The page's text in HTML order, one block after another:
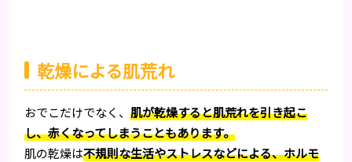
乾燥による肌荒れ
おでこだけでなく、肌が乾燥すると肌荒れを引き起こ
し、赤くなってしまうこともあります。
肌の乾燥は不規則な生活やストレスなどによる、ホルモ